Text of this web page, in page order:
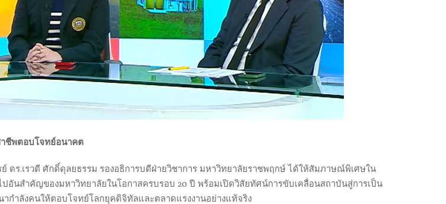
าชีพตอบโจทย์อนาคต
ร.เรวดี ศักดิ์ดุลยธรรม รองอธิการบดีฝ่ายวิชาการ มหาวิทยาลัยราชพฤกษ์ ได้ให้สัมภาษณ์พิเศษใน
ปอันสำคัญของมหาวิทยาลัยในโอกาสครบรอบ 20 ปี พร้อมเปิดวิสัยทัศน์การขับเคลื่อนสถาบันสู่การเป็น
กำลังคนให้ตอบโจทย์โลกยุคดิจิทัลและตลาดแรงงานอย่างแท้จริง